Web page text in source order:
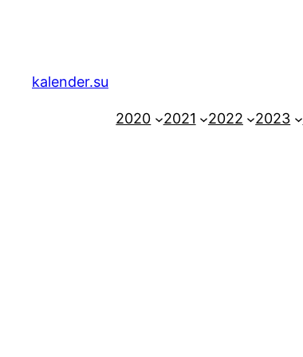
kalender.su
2020 2021 2022 2023